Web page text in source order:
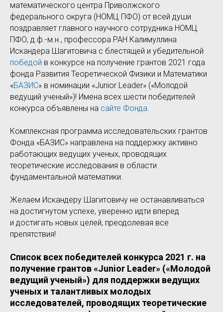
математического центра Приволжского
федерального округа (НОМЦ ПФО) от всей души
поздравляет главного научного сотрудника НОМЦ
ПФО, д.ф.-м.н., профессора РАН Калимуллина
Искандера Шагитовича с блестящей и убедительной
победой в конкурсе на получение грантов 2021 года
фонда Развития Теоретической Физики и Математики
«БАЗИС» в номинации «Junior Leader» («Молодой
ведущий ученый»)! Имена всех шести победителей
конкурса объявлены на сайте Фонда.
Комплексная программа исследовательских грантов
Фонда «БАЗИС» направлена на поддержку активно
работающих ведущих ученых, проводящих
теоретические исследования в области
фундаментальной математики.
Желаем Искандеру Шагитовичу не останавливаться
на достигнутом успехе, уверенно идти вперед
и достигать новых целей, преодолевая все
препятствия!
Список всех победителей конкурса 2021 г. на
получение грантов «Junior Leader» («Молодой
ведущий ученый») для поддержки ведущих
ученых и талантливых молодых
исследователей, проводящих теоретические